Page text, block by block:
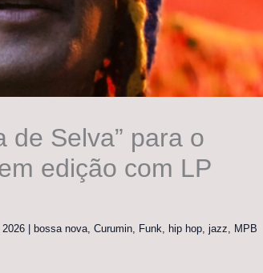
de Selva” para o
edição com LP
bossa nova Curumin Funk hip hop jazz
MPB